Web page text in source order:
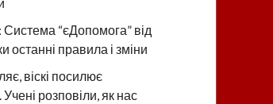
“єДопомога” від
останні правила і зміни
віскі посилює
Учені розповіли, як нас